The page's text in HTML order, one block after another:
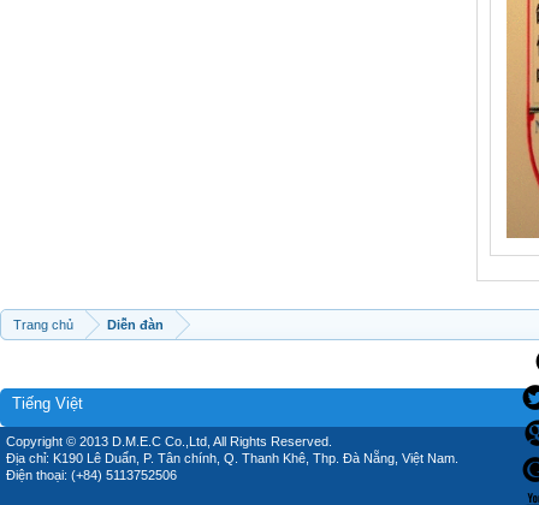
Trang chủ Diễn đàn
Tiếng Việt
Copyright © 2013 D.M.E.C Co.,Ltd, All Rights Reserved.
Địa chỉ: K190 Lê Duẩn, P. Tân chính, Q. Thanh Khê, Thp. Đà Nẵng, Việt Nam.
Điện thoại: (+84) 5113752506